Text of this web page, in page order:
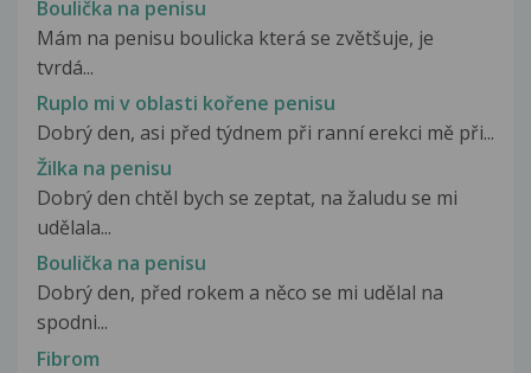
Boulička na penisu
Mám na penisu boulicka která se zvětšuje, je
tvrdá...
Ruplo mi v oblasti kořene penisu
Dobrý den, asi před týdnem při ranní erekci mě při...
Žilka na penisu
Dobrý den chtěl bych se zeptat, na žaludu se mi
udělala...
Boulička na penisu
Dobrý den, před rokem a něco se mi udělal na
spodni...
Fibrom